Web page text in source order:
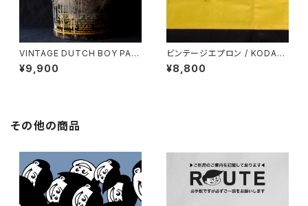
VINTAGE DUTCH BOY PAIN
T BUCKET / U.S.A.
¥9,900
ビンテージエプロン / KODAK
/ U.S.A.
¥8,800
その他の商品